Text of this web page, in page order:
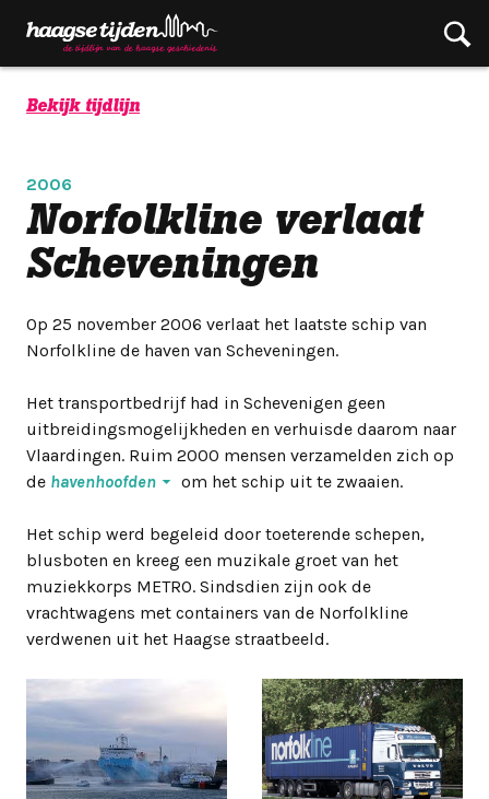
Bekijk tijdlijn
2006
Norfolkline verlaat
Scheveningen
Op 25 november 2006 verlaat het laatste schip van
Norfolkline de haven van Scheveningen.
Het transportbedrijf had in Schevenigen geen
uitbreidingsmogelijkheden en verhuisde daarom naar
Vlaardingen. Ruim 2000 mensen verzamelden zich op
de havenhoofden om het schip uit te zwaaien.
Het schip werd begeleid door toeterende schepen,
blusboten en kreeg een muzikale groet van het
muziekkorps METRO. Sindsdien zijn ook de
vrachtwagens met containers van de Norfolkline
verdwenen uit het Haagse straatbeeld.